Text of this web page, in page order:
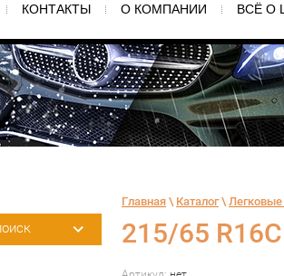
КОНТАКТЫ О КОМПАНИИ ВСЁ О
Главная \ Каталог \
215/65